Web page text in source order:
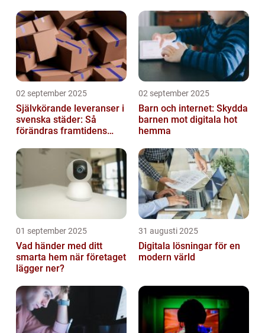
02 september 2025
Självkörande leveranser i
svenska städer: Så
förändras framtidens
02 september 2025
Barn och internet: Skydda
barnen mot digitala hot
hemma
01 september 2025
Vad händer med ditt
smarta hem när företaget
lägger ner?
31 augusti 2025
Digitala lösningar för en
modern värld